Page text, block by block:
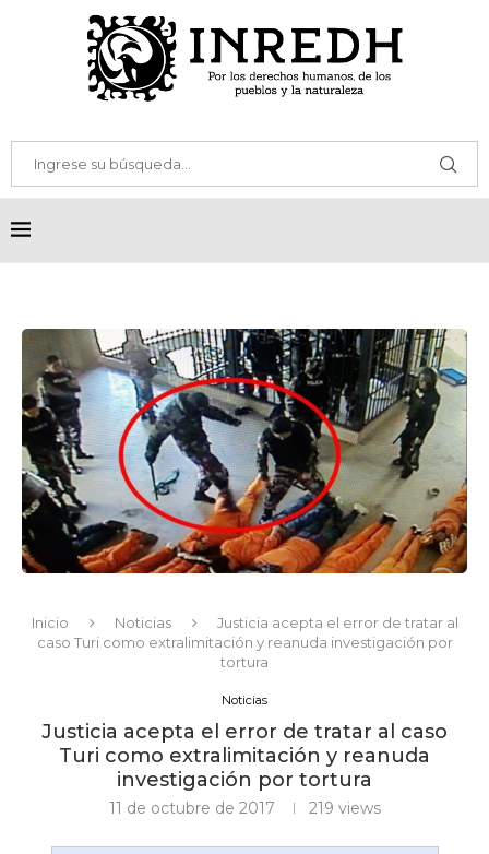
Inicio Noticias
Justicia acepta el error de tratar al
caso Turi como extralimitación y reanuda investigación por
tortura
Noticias
Justicia acepta el error de tratar al caso
Turi como extralimitación y reanuda
investigación por tortura
11 de octubre de 2017 219 views